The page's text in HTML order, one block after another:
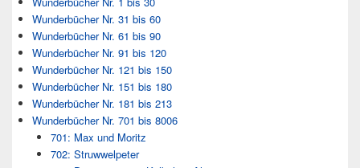
Wunderbücher Nr. 31 bis 60
Wunderbücher Nr. 61 bis 90
Wunderbücher Nr. 91 bis 120
Wunderbücher Nr. 121 bis 150
Wunderbücher Nr. 151 bis 180
Wunderbücher Nr. 181 bis 213
Wunderbücher Nr. 701 bis 8006
701: Max und Moritz
702: Struwwelpeter